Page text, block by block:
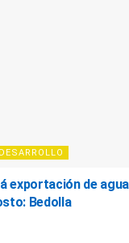
exportación de
Bedolla